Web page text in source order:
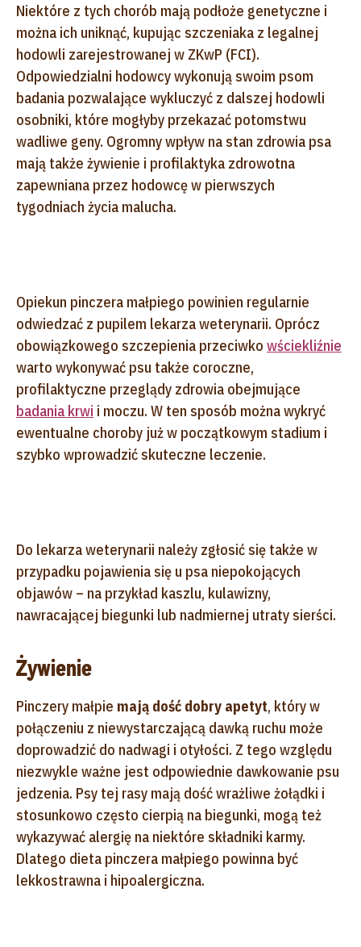
Niektóre z tych chorób mają podłoże genetyczne i
można ich uniknąć, kupując szczeniaka z legalnej
hodowli zarejestrowanej w ZKwP (FCI).
Odpowiedzialni hodowcy wykonują swoim psom
badania pozwalające wykluczyć z dalszej hodowli
osobniki, które mogłyby przekazać potomstwu
wadliwe geny. Ogromny wpływ na stan zdrowia psa
mają także żywienie i profilaktyka zdrowotna
zapewniana przez hodowcę w pierwszych
tygodniach życia malucha.
Opiekun pinczera małpiego powinien regularnie
odwiedzać z pupilem lekarza weterynarii. Oprócz
obowiązkowego szczepienia przeciwko wściekliźnie
warto wykonywać psu także coroczne,
profilaktyczne przeglądy zdrowia obejmujące
badania krwi i moczu. W ten sposób można wykryć
ewentualne choroby już w początkowym stadium i
szybko wprowadzić skuteczne leczenie.
Do lekarza weterynarii należy zgłosić się także w
przypadku pojawienia się u psa niepokojących
objawów – na przykład kaszlu, kulawizny,
nawracającej biegunki lub nadmiernej utraty sierści.
Żywienie
Pinczery małpie mają dość dobry apetyt, który w
połączeniu z niewystarczającą dawką ruchu może
doprowadzić do nadwagi i otyłości. Z tego względu
niezwykle ważne jest odpowiednie dawkowanie psu
jedzenia. Psy tej rasy mają dość wrażliwe żołądki i
stosunkowo często cierpią na biegunki, mogą też
wykazywać alergię na niektóre składniki karmy.
Dlatego dieta pinczera małpiego powinna być
lekkostrawna i hipoalergiczna.